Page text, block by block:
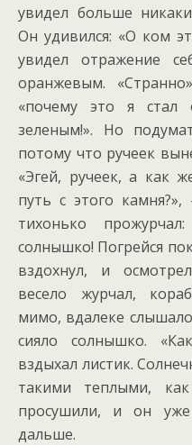
увидел больше
Он удивился: «О ком
увидел отражение
оранжевым.
«почему это я
зеленым!». Но
потому что ручеек
«Эгей, ручеек, а как
путь с этого
тихонько
солнышко! Погрейся
вздохнул, и
весело журчал,
мимо, вдалеке
сияло солнышко.
вздыхал листик.
такими теплыми,
просушили, и он
дальше.